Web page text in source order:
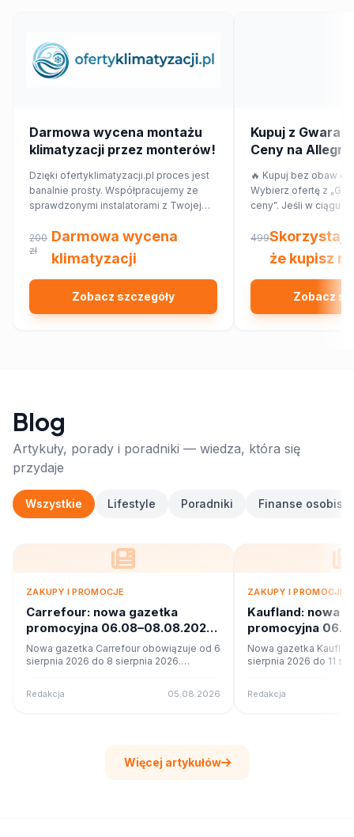
Darmowa wycena montażu
klimatyzacji przez monterów!
Dzięki ofertyklimatyzacji.pl proces jest
banalnie prosty. Współpracujemy ze
sprawdzonymi instalatorami z Twojej
Ciebie wycenę dopasowaną do
Twojego domu lub mieszkania.
200
zł
Darmowa wycena
klimatyzacji
Zobacz szczegóły
Kupuj z
Ceny na
🔥 Kupuj bez obaw o
Wybierz ofertę z
ceny”. Jeśli w ciągu
innym sklepie,
różnicy w cenie w
Sprawdź!
499Skorzystaj
że kupisz
Zobacz
Blog
Artykuły, porady i poradniki — wiedza, która się
przydaje
Wszystkie Lifestyle Poradniki Finanse osobiste
ZAKUPY I PROMOCJE
Carrefour: nowa gazetka
promocyjna 06.08–08.08.2026.
Co w ofercie?
Nowa gazetka Carrefour obowiązuje od 6
sierpnia 2026 do 8 sierpnia 2026.
Redakcja 05.08.2026
ZAKUPY I PROMOCJE
Kaufland: nowa
promocyjna
Co w ofercie?
Nowa gazetka
sierpnia 2026 do 11
Redakcja
Więcej artykułów